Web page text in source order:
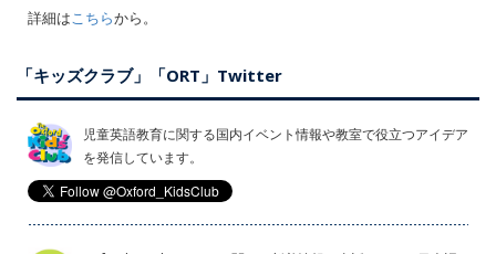
詳細はこちらから。
「キッズクラブ」「ORT」Twitter
児童英語教育に関する国内イベント情報や教室で役立つアイデア
を発信しています。